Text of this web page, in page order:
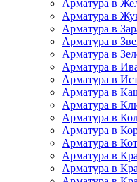
Арматура в
Арматура в
Арматура в
Арматура в
Арматура в
Арматура в
Арматура в
Арматура в
Арматура в
Арматура в
Арматура в
Арматура в
Арматура в
Арматура в